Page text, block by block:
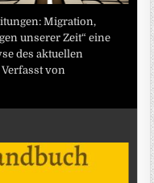
Migration,
unserer Zeit“ eine
des aktuellen
von